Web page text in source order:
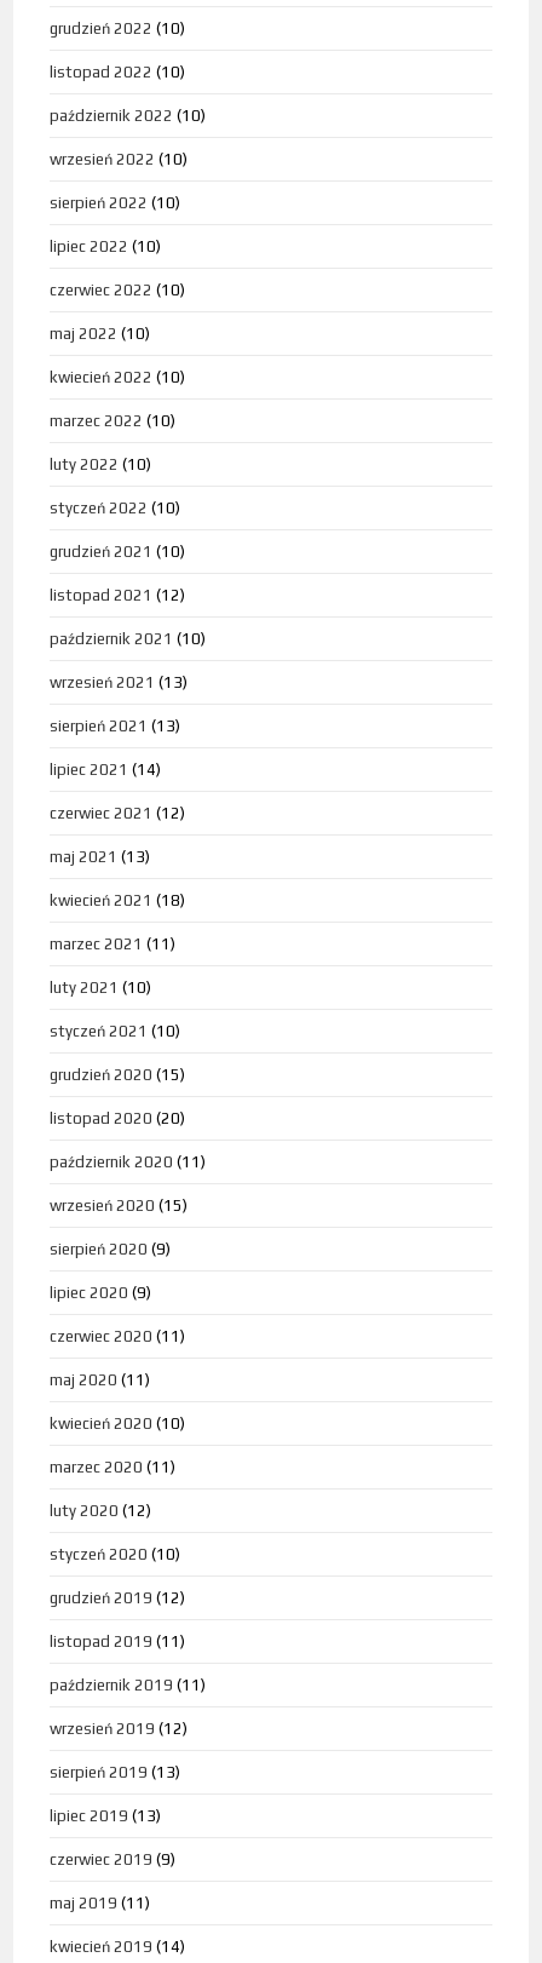
grudzień 2022 (10)
listopad 2022 (10)
październik 2022 (10)
wrzesień 2022 (10)
sierpień 2022 (10)
lipiec 2022 (10)
czerwiec 2022 (10)
maj 2022 (10)
kwiecień 2022 (10)
marzec 2022 (10)
luty 2022 (10)
styczeń 2022 (10)
grudzień 2021 (10)
listopad 2021 (12)
październik 2021 (10)
wrzesień 2021 (13)
sierpień 2021 (13)
lipiec 2021 (14)
czerwiec 2021 (12)
maj 2021 (13)
kwiecień 2021 (18)
marzec 2021 (11)
luty 2021 (10)
styczeń 2021 (10)
grudzień 2020 (15)
listopad 2020 (20)
październik 2020 (11)
wrzesień 2020 (15)
sierpień 2020 (9)
lipiec 2020 (9)
czerwiec 2020 (11)
maj 2020 (11)
kwiecień 2020 (10)
marzec 2020 (11)
luty 2020 (12)
styczeń 2020 (10)
grudzień 2019 (12)
listopad 2019 (11)
październik 2019 (11)
wrzesień 2019 (12)
sierpień 2019 (13)
lipiec 2019 (13)
czerwiec 2019 (9)
maj 2019 (11)
kwiecień 2019 (14)